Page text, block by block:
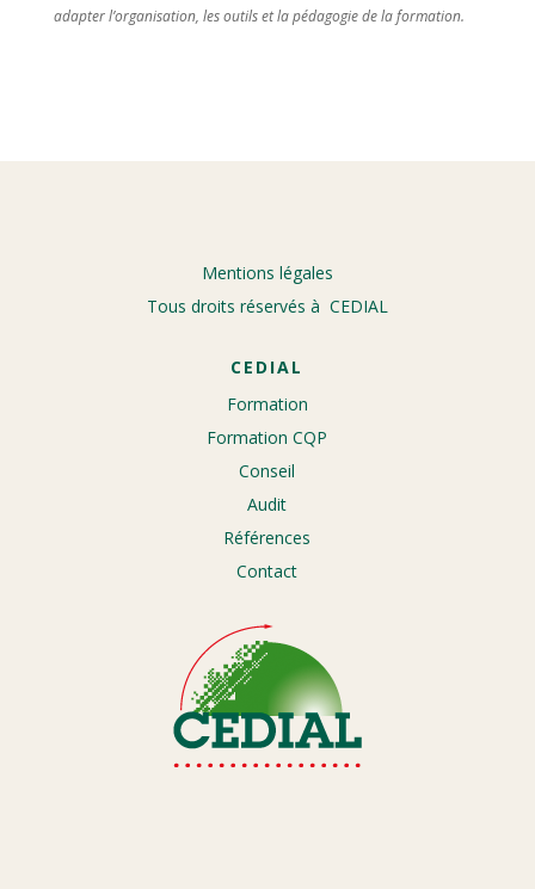
adapter l’organisation, les outils et la pédagogie de la formation.
CEDIAL
Formation
Formation CQP
Conseil
Audit
Références
Contact
Mentions légales
Tous droits réservés à CEDIAL